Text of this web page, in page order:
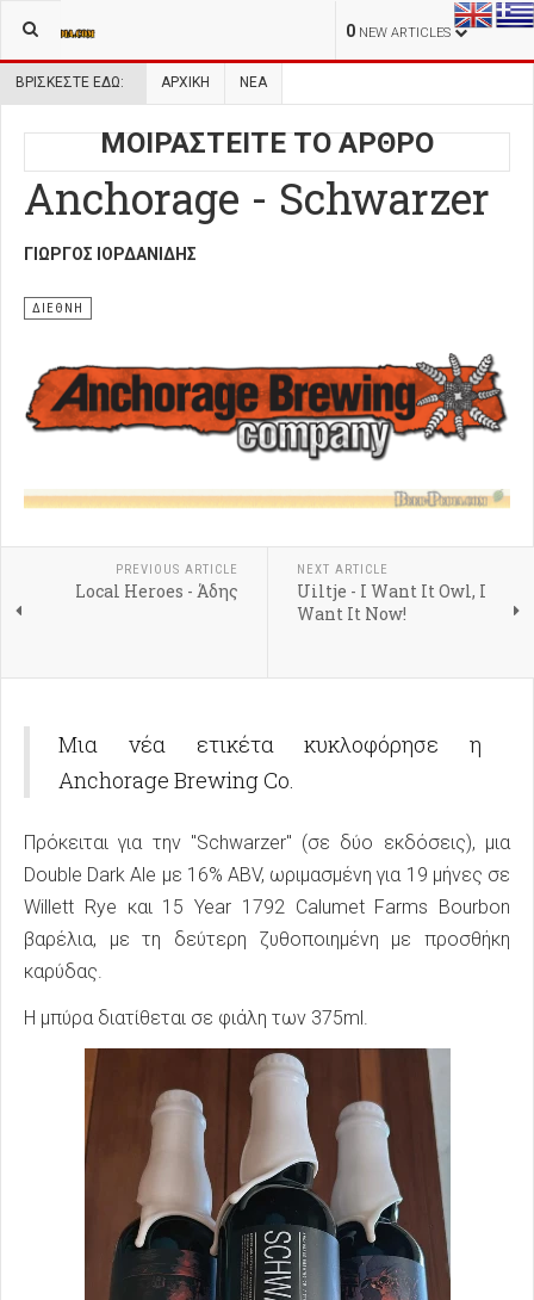
0 NEW ARTICLES
ΒΡΊΣΚΕΣΤΕ ΕΔΏ: ΑΡΧΙΚΉ ΝΕΑ
ΜΟΙΡΑΣΤΕΙΤΕ ΤΟ ΑΡΘΡΟ
Anchorage - Schwarzer
ΓΙΏΡΓΟΣ ΙΟΡΔΑΝΊΔΗΣ
ΔΙΕΘΝΗ
PREVIOUS ARTICLE
Local Heroes - Άδης
NEXT ARTICLE
Uiltje - I Want It Owl, I
Want It Now!
Μια νέα ετικέτα κυκλοφόρησε η
Anchorage Brewing Co.
Πρόκειται για την "Schwarzer" (σε δύο εκδόσεις), μια
Double Dark Ale με 16% ABV, ωριμασμένη για 19 μήνες σε
Willett Rye και 15 Year 1792 Calumet Farms Bourbon
βαρέλια, με τη δεύτερη ζυθοποιημένη με προσθήκη
καρύδας.
Η μπύρα διατίθεται σε φιάλη των 375ml.